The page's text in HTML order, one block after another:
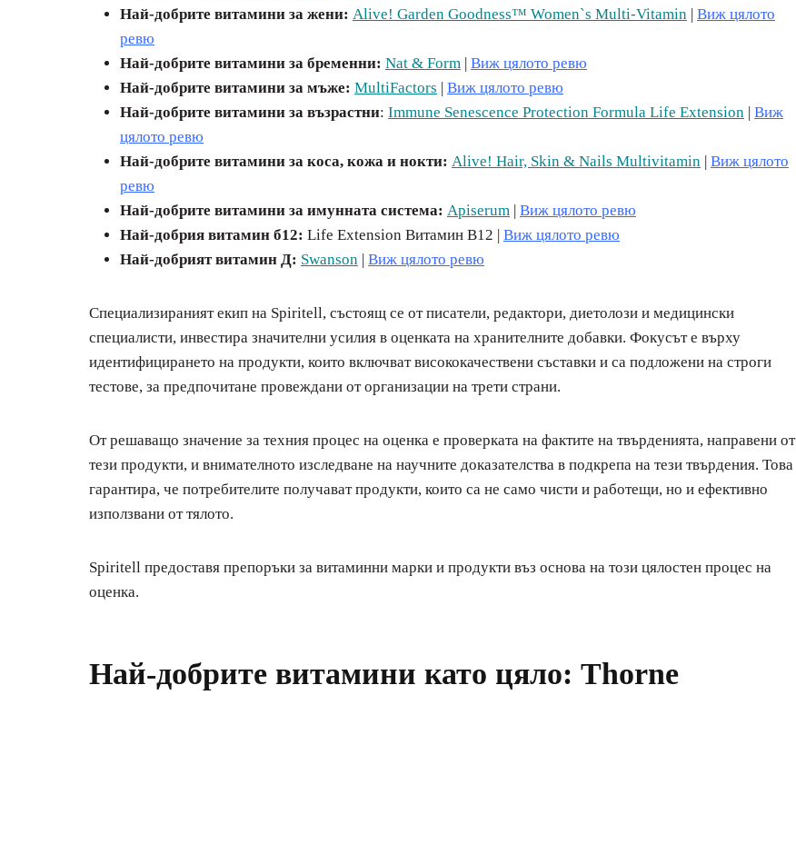
Най-добрите витамини за жени: Alive! Garden Goodness™ Women`s Multi-Vitamin Виж цялото
ревю
Най-добрите витамини за бременни: Nat & Form Виж цялото ревю
Най-добрите витамини за мъже: MultiFactors
Виж цялото ревю
Най-добрите витамини за възрастни: Immune Senescence Protection Formula Life Extension Виж
цялото ревю
Най-добрите витамини за коса, кожа и нокти: Alive! Hair, Skin & Nails Multivitamin Виж цялото
ревю
Най-добрите витамини за имунната система: Apiserum Виж цялото ревю
Най-добрия витамин б12: Life Extension Витамин В12 | Виж цялото ревю
Най-добрият витамин Д: Swanson Виж цялото ревю
Специализираният екип на Spiritell, състоящ се от писатели, редактори, диетолози и медицински
специалисти, инвестира значителни усилия в оценката на хранителните добавки. Фокусът е върху
идентифицирането на продукти, които включват висококачествени съставки и са подложени на строги
тестове, за предпочитане провеждани от организации на трети страни.
От решаващо значение за техния процес на оценка е проверката на фактите на твърденията, направени от
тези продукти, и внимателното изследване на научните доказателства в подкрепа на тези твърдения. Това
гарантира, че потребителите получават продукти, които са не само чисти и работещи, но и ефективно
използвани от тялото.
Spiritell предоставя препоръки за витаминни марки и продукти въз основа на този цялостен процес на
оценка.
Най-добрите витамини като цяло: Thorne